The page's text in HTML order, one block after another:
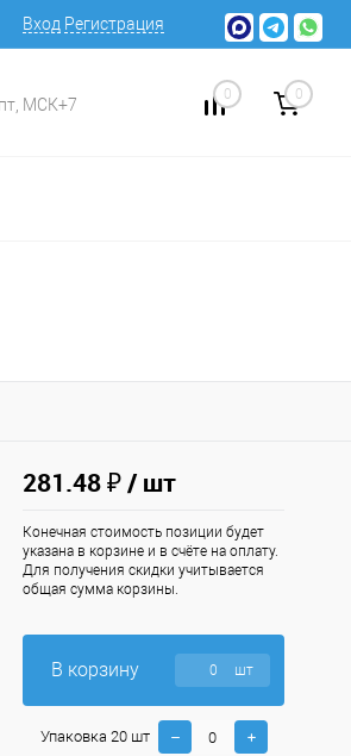
Вход Регистрация
МСК+7
0 0
281.48 ₽/ шт
Конечная стоимость позиции будет
указана в корзине и в счёте на оплату.
Для получения скидки учитывается
общая сумма корзины.
В корзину шт
Упаковка 20 шт